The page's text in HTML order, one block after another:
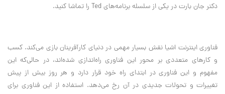
دکتر جان بارت در یکی از سلسله برنامه‌های Ted را تماشا کنید.
فناوری اینترنت اشیا نقش بسیار مهمی در دنیای کارآفرینان بازی می‌کند. کسب
و کارهای متعددی بر محور این فناوری راه‌اندازی شده‌اند، در حالی‌که این
مفهوم و این فناوری در ابتدای راه خود قرار دارد و هر روز بیش از پیش
تغییرات و تحولات جدیدی در آن رخ می‌دهد. استفاده از این فناوری برای